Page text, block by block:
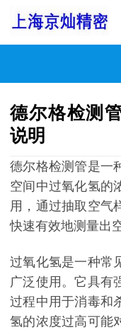
德尔格检测
说明
德尔格检测管是一
空间中过氧化氢的
用，通过抽取空气
快速有效地测量出
过氧化氢是一种常
广泛使用。它具有
过程中用于消毒和
氢的浓度过高可能